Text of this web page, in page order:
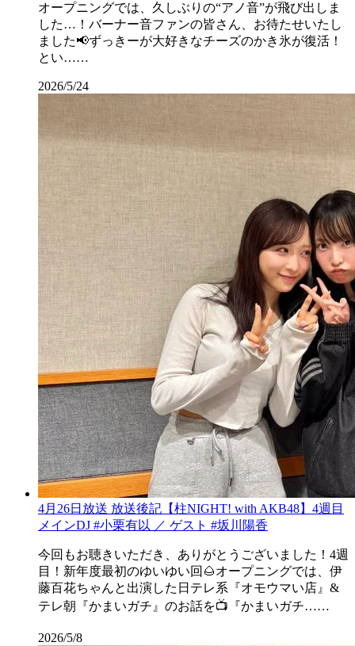
オープニングでは、久しぶりの“アノ音”が飛び出しま
した…！バーナー音ファンの皆さん、お待たせいたし
ました📢ずっきーが大好きなチーズのかき氷が復活！
とい……
2026/5/24
4月26日放送 放送後記【柱NIGHT! with AKB48】4週目
メインDJ #小栗有以 ／ ゲスト #坂川陽香
今回もお聴きいただき、ありがとうございました！4週
目！新年度最初のゆいゆい回🌰オープニングでは、伊
藤百花ちゃんと出演した日テレ系『オモウマい店』&
テレ朝『かまいガチ』のお話を📺『かまいガチ……
2026/5/8